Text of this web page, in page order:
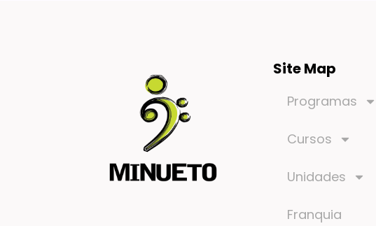
Site Map
Programas
Cursos
Unidades
Franquia